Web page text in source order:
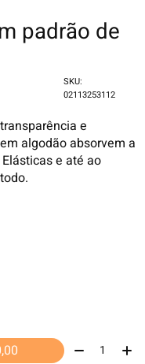
padrão de
SKU:
02113253112
e
algodão absorvem a
e até ao
Quantidade: